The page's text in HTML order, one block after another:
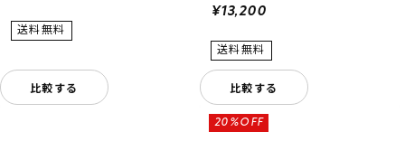
比較する
¥13,200
比較する
20%OFF